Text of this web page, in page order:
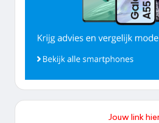
Jouw link